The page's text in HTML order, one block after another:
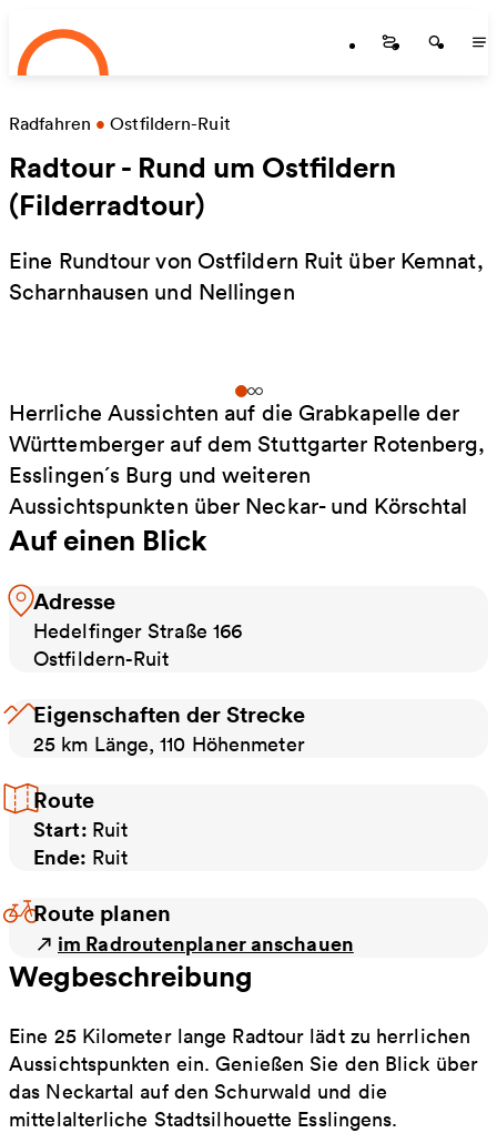
Zum Hauptinhalt springen
Startseite
Radfahren • Ostfildern-Ruit
Radtour - Rund um Ostfildern
(Filderradtour)
Eine Rundtour von Ostfildern Ruit über Kemnat,
Scharnhausen und Nellingen
Herrliche Aussichten auf die Grabkapelle der
Württemberger auf dem Stuttgarter Rotenberg,
Esslingen´s Burg und weiteren
Aussichtspunkten über Neckar- und Körschtal
Auf einen Blick
Adresse
Hedelfinger Straße 166
Ostfildern-Ruit
Eigenschaften der Strecke
25 km Länge, 110 Höhenmeter
Route
Start: Ruit
Ende: Ruit
Route planen
im Radroutenplaner anschauen
Wegbeschreibung
Eine 25 Kilometer lange Radtour lädt zu herrlichen
Aussichtspunkten ein. Genießen Sie den Blick über
das Neckartal auf den Schurwald und die
mittelalterliche Stadtsilhouette Esslingens.